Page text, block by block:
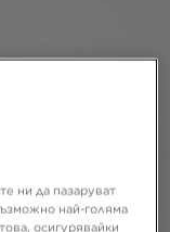
ни да пазаруват
най-голяма
осигурявайки